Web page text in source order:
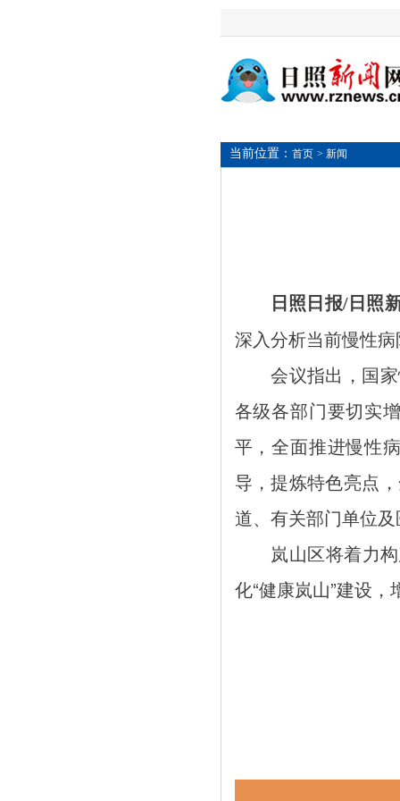
当前位置： 首页 > 新闻
日照日报/日照
深入分析当前慢性
会议指出，国家
各级各部门要切实
平，全面推进慢性
导，提炼特色亮点
道、有关部门单位
岚山区将着力构
化“健康岚山”建设